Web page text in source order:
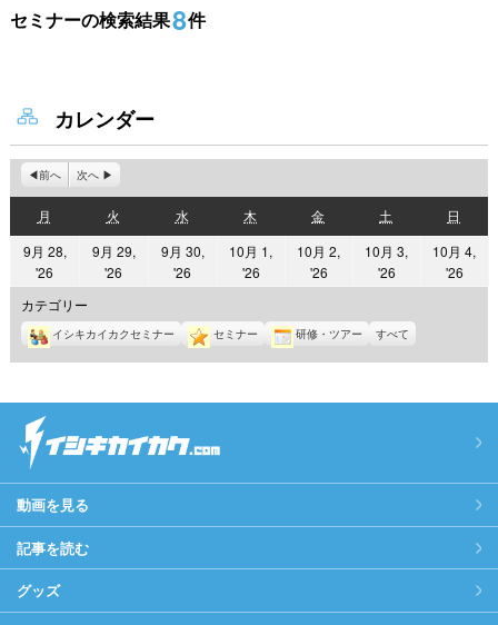
セミナーの検索結果8件
カレンダー
前へ 次へ
月
曜
日
火
曜
日
水水
曜
日
木
曜
日
金金
曜
日
土
曜
日
日
曜
日
9月 28,
'26
年
9
月
28
9月 29,
'26
9
月
29
9月 30,
'26
9
月
30
10月 1,
'262026
10
月
1
10月 2,
'262026
10
月
2
10月 3,
'262026
10
月
3
10月 4,
'262026
4
カテゴリー
イシキカイカクセミナー セミナー 研修・ツアー すべて
動画を見る
記事を読む
グッズ